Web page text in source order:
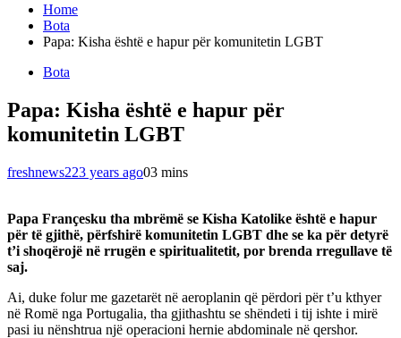
Home
Bota
Papa: Kisha është e hapur për komunitetin LGBT
Bota
Papa: Kisha është e hapur për
komunitetin LGBT
freshnews223 years ago03 mins
Papa Françesku tha mbrëmë se Kisha Katolike është e hapur
për të gjithë, përfshirë komunitetin LGBT dhe se ka për detyrë
t’i shoqërojë në rrugën e spiritualitetit, por brenda rregullave të
saj.
Ai, duke folur me gazetarët në aeroplanin që përdori për t’u kthyer
në Romë nga Portugalia, tha gjithashtu se shëndeti i tij ishte i mirë
pasi iu nënshtrua një operacioni hernie abdominale në qershor.